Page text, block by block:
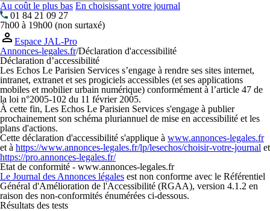
Au coût le plus bas En choisissant votre journal
01 84 21 09 27
7h00 à 19h00 (non surtaxé)
Espace JAL-Pro
Annonces-legales.fr/Déclaration d'accessibilité
Déclaration d’accessibilité
Les Echos Le Parisien Services s’engage à rendre ses sites internet,
intranet, extranet et ses progiciels accessibles (et ses applications
mobiles et mobilier urbain numérique) conformément à l’article 47 de
la loi n°2005-102 du 11 février 2005.
À cette fin, Les Echos Le Parisien Services s'engage à publier
prochainement son schéma pluriannuel de mise en accessibilité et les
plans d'actions.
Cette déclaration d'accessibilité s'applique à www.annonces-legales.fr
et à https://www.annonces-legales.fr/lp/lesechos/choisir-votre-journal et
https://pro.annonces-legales.fr/
Etat de conformité - www.annonces-legales.fr
Le Journal des Annonces légales est non conforme avec le Référentiel
Général d'Amélioration de l'Accessibilité (RGAA), version 4.1.2 en
raison des non-conformités énumérées ci-dessous.
Résultats des tests